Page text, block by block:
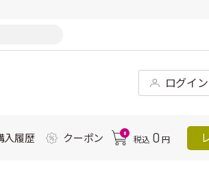
ログイ
入履歴 クーポン 0
税込 0 円